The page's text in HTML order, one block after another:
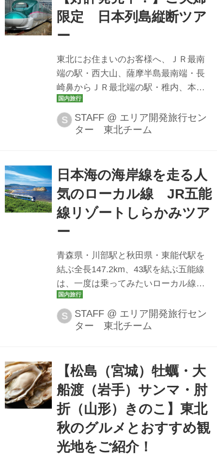
限定 日本列島縦断ツア
ー
東北にお住まいのお客様へ、ＪＲ最南
端の駅・西大山、薩摩半島最南端・長
崎鼻からＪＲ最北端の駅・稚内、本土
最北端・宗谷岬まで9の列車を乗り継い
で日本縦断するツアーのご紹介です。
バス座席はひとり2席の18名様限定コー
か？※Go To事業支援対象です。
S STAFF @ エリア開発旅行セン
ター 東北チーム
日本海の海岸線を走る人
気のローカル線 JR五能
線リゾートしらかみツア
ー
青森県・川部駅と秋田県・東能代駅を
結ぶ全長147.2km、43駅を結ぶ五能線
は、一度は乗ってみたいローカル線と
して人気を集めています。この秋は、
リゾートしらかみに乗って、青森の奥
入瀬渓流や、十和田湖、十二湖などの
なまはげ真山神社貸切ライトアップも
楽しめるツアーなどをご紹介します。
さあ、秋田・青森の絶景・グルメ・温
泉を楽しむ旅に出かけませんか？
S STAFF @ エリア開発旅行セン
ター 東北チーム
【松島（宮城）牡蠣・大
船渡（岩手）サンマ・肘
折（山形）きのこ】東北
秋のグルメとおすすめ観
光地をご紹介！